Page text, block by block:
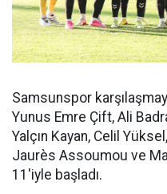
Samsunspor
Yunus Emre Çift, Ali
Yalçın Kayan, Celil
Jaurès Assoumou ve
11'iyle başladı.